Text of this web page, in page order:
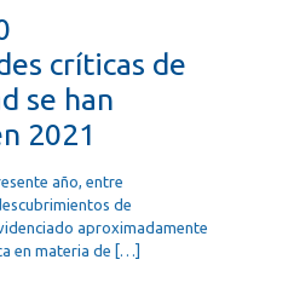
críticas de
se han
2021
año, entre
de
aproximadamente
en materia de […]